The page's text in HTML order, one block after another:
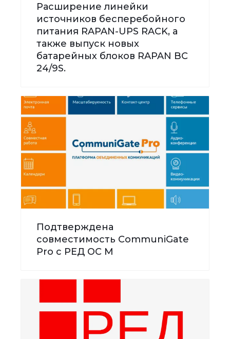
Расширение линейки
источников бесперебойного
питания RAPAN-UPS RACK, а
также выпуск новых
батарейных блоков RAPAN BC
24/9S.
Подтверждена
совместимость CommuniGate
Pro с РЕД ОС М